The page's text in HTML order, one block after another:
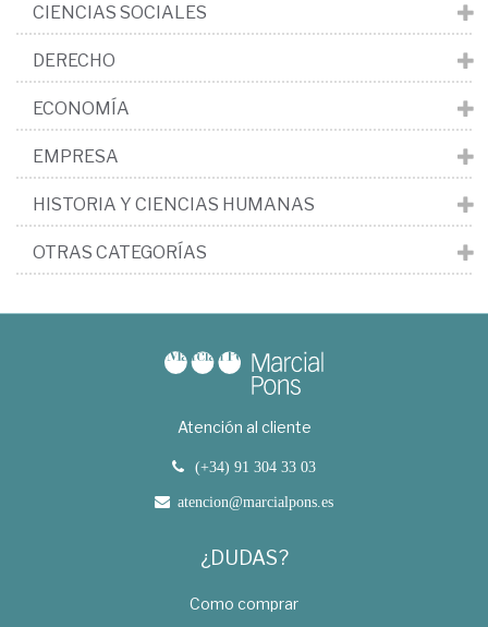
CIENCIAS SOCIALES
DERECHO
ECONOMÍA
EMPRESA
HISTORIA Y CIENCIAS HUMANAS
OTRAS CATEGORÍAS
Atención al cliente
(+34) 91 304 33 03
atencion@marcialpons.es
¿DUDAS?
Como comprar